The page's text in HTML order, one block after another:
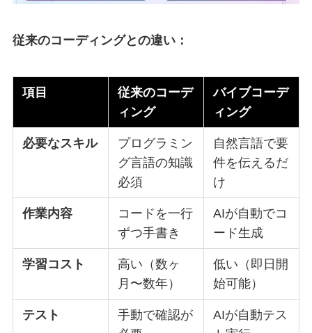
従来のコーディングとの違い：
項目
従来のコーデ
ィング
バイブコーデ
ィング
必要なスキル
プログラミン
グ言語の知識
必須
自然言語で要
件を伝えるだ
け
作業内容
コードを一行
ずつ手書き
AIが自動でコ
ード生成
学習コスト
高い（数ヶ
月〜数年）
低い（即日開
始可能）
テスト
手動で確認が
AIが自動テス